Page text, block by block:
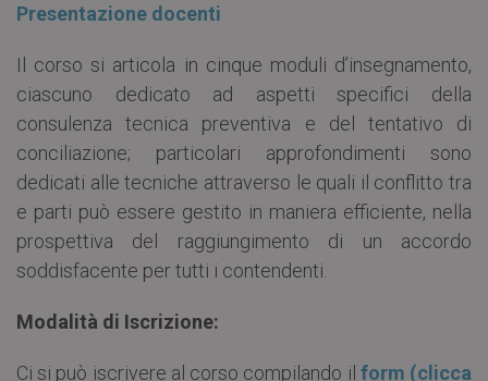
Presentazione docenti
Il corso si articola in cinque moduli d’insegnamento,
ciascuno dedicato ad aspetti specifici della
consulenza tecnica preventiva e del tentativo di
conciliazione; particolari approfondimenti sono
dedicati alle tecniche attraverso le quali il conflitto tra
e parti può essere gestito in maniera efficiente, nella
prospettiva del raggiungimento di un accordo
soddisfacente per tutti i contendenti.
Modalità di Iscrizione:
Ci si può iscrivere al corso compilando il form (clicca